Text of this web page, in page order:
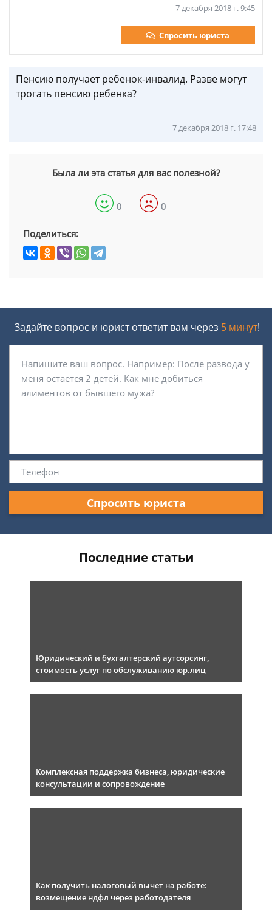
7 декабря 2018 г. 9:45
Спросить юриста
Пенсию получает ребенок-инвалид. Разве могут
трогать пенсию ребенка?
7 декабря 2018 г. 17:48
Была ли эта статья для вас полезной?
0 0
Поделиться:
Задайте вопрос и юрист ответит вам через 5 минут!
Спросить юриста
Последние статьи
Юридический и бухгалтерский аутсорсинг,
стоимость услуг по обслуживанию юр.лиц
Комплексная поддержка бизнеса, юридические
консультации и сопровождение
Как получить налоговый вычет на работе:
возмещение ндфл через работодателя